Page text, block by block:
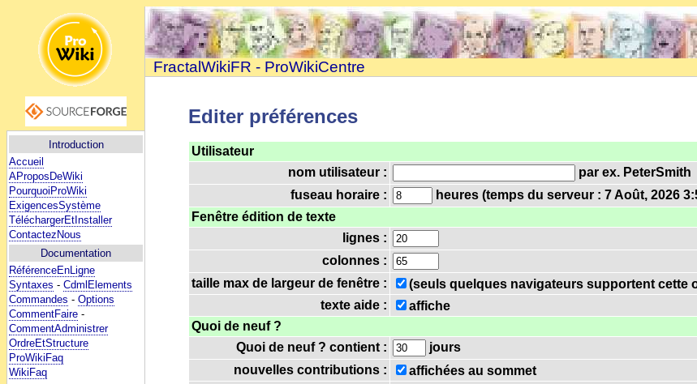
Introduction
Accueil
AProposDeWiki
PourquoiProWiki
ExigencesSystème
TéléchargerEtInstaller
ContactezNous
Documentation
RéférenceEnLigne
Syntaxes - CdmlElements
Commandes - Options
CommentFaire -
CommentAdministrer
OrdreEtStructure
ProWikiFaq
WikiFaq
FractalWikiFR - ProWikiCentre
Editer préférences
Utilisateur
nom utilisateur :
par ex. PeterSmith
fuseau horaire :
heures (temps du serveur : 7 Août, 2026
Fenêtre édition de texte
lignes :
colonnes :
taille max de largeur de fenêtre :
(seuls quelques navigateurs supportent cette
texte aide :
affiche
Quoi de neuf ?
Quoi de neuf ? contient :
jours
nouvelles contributions :
affichées au sommet